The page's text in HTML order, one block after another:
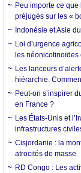
Peu importe ce que
préjugés sur les «
Indonésie et Asie
Loi d’urgence
les néonicotinoïdes
Les lanceurs
hiérarchie.
Peut-on s’inspirer
en France ?
Les États-Unis et
infrastructures
Cisjordanie : la
atrocités de masse
RD Congo : Les